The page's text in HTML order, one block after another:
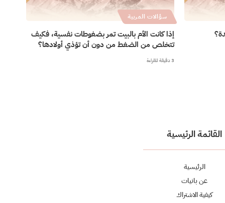
سؤالات المربية
إذا كانت الأم بالبيت تمر بضغوطات نفسية، فكيف
تتخلص من الضغط من دون أن تؤذي أولادها؟
3 دقيقة للقراءة
القائمة الرئيسية
الرئيسية
عن بانيات
كيفية الاشتراك